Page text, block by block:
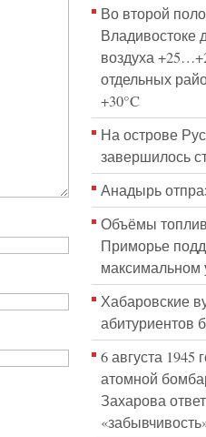
Во второй
Владивостоке
воздуха
отдельных
+30°C
На острове
завершилось
Анадырь
Объёмы
Приморье
максимальном
Хабаровские
абитуриентов
6 августа
атомной
Захарова